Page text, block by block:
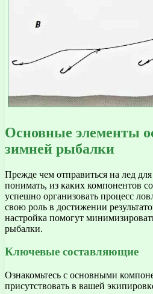
Основные элементы
зимней рыбалки
Прежде чем отправиться на лед
понимать, из каких компонентов
успешно организовать процесс
свою роль в достижении
настройка помогут
рыбалки.
Ключевые составляющие
Ознакомьтесь с основными
присутствовать в вашей